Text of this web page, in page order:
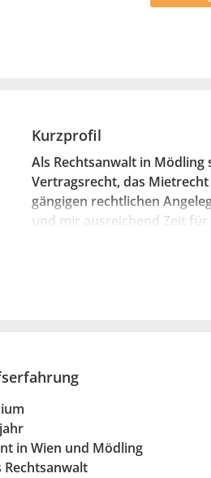
Kurzprofil
Als Rechtsanwalt in
Vertragsrecht, das
gängigen rechtlichen
und mir ausreichend Zeit
in Wien und Mödling
Rechtsanwalt